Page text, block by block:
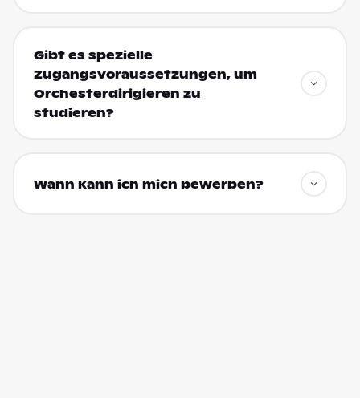
Gibt es spezielle
Zugangsvoraussetzungen, um
Orchesterdirigieren zu
studieren?
Wann kann ich mich bewerben?